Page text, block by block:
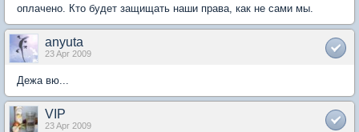
оплачено. Кто будет защищать наши права, как не сами мы.
anyuta
23 Apr 2009
Дежа вю...
VIP
23 Apr 2009